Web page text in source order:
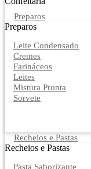
Preparos
Preparos
Leite Condensado
Cremes
Farináceos
Leites
Mistura Pronta
Sorvete
Recheios e Pastas
Recheios e Pastas
Pasta Saborizante